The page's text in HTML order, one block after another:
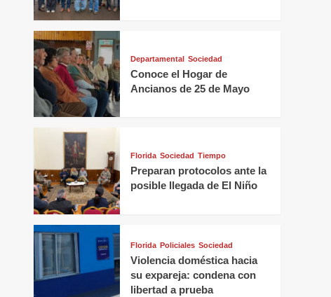
Departamental Sociedad
Conoce el Hogar de
Ancianos de 25 de Mayo
Florida Sociedad Tiempo
Preparan protocolos ante la
posible llegada de El Niño
Florida Policiales Sociedad
Violencia doméstica hacia
su expareja: condena con
libertad a prueba